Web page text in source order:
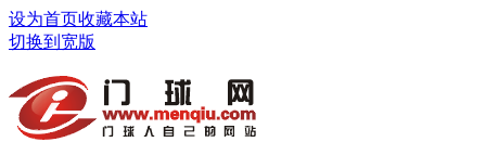
设为首页收藏本站
切换到宽版